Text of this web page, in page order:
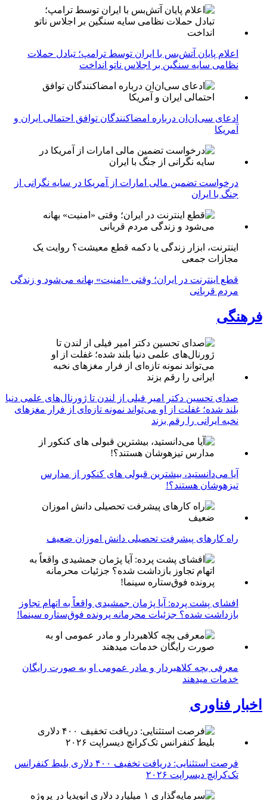
اعلام پایان آتش‌بس با ایران توسط ترامپ؛ تبادل حملات
نظامی سایه سنگین بر اجلاس ناتو انداخت
ادعای سی‌ان‌ان درباره امضاکنندگان توافق احتمالی ایران و
آمریکا
درخواست تضمین مالی امارات از آمریکا در سایه نگرانی از
جنگ با ایران
اینترنت، ابزار زندگی یا دکمه قطع معیشت؟ روایت یک
مجازات جمعی
قطع اینترنت در ایران؛ وقتی «امنیت» بهانه می‌شود و زندگی
مردم قربانی
فرهنگی
صدای تحسین دکتر امیر فیلی از لندن تا ژورنال‌های علمی دنیا
بلند شده؛ غفلت از او می‌تواند نمونه تازه‌ای از فرار مغزهای
نخبه ایرانی را رقم بزند
آیا می‌دانستید، بیشترین قبولی های کنکور از مدارس
تیزهوشان هستند؟!
راه کارهای پیشرفت تحصیلی دانش اموزان ضعیف
افشای پشت پرده: آیا پژمان جمشیدی واقعاً به اتهام تجاوز
بازداشت شده؟ جزئیات محرمانه پرونده فوق‌ستاره سینما!
معرفی بچه کلاهبردار و مادر عمومی او به صورت رایگان
خدمات میدهند
اخبار فناوری
فرصت استثنایی: دریافت تخفیف ۴۰۰ دلاری بلیط کنفرانس
تک‌کرانچ دیسراپت ۲۰۲۶